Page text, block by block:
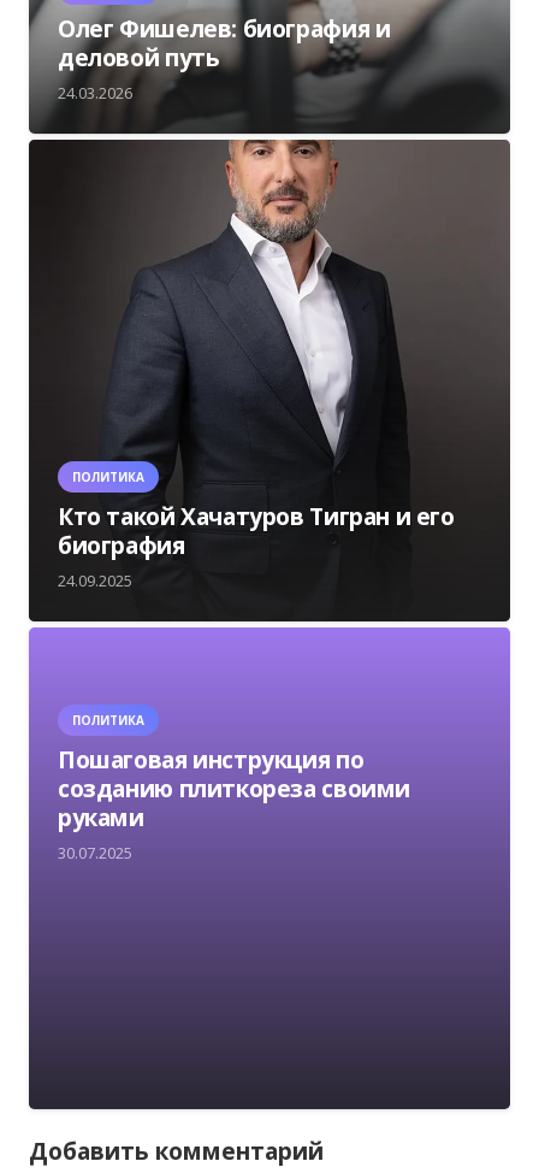
Олег Фишелев: биография и
деловой путь
24.03.2026
ПОЛИТИКА
Кто такой Хачатуров Тигран и его
биография
24.09.2025
ПОЛИТИКА
Пошаговая инструкция по
созданию плиткореза своими
руками
30.07.2025
Добавить комментарий